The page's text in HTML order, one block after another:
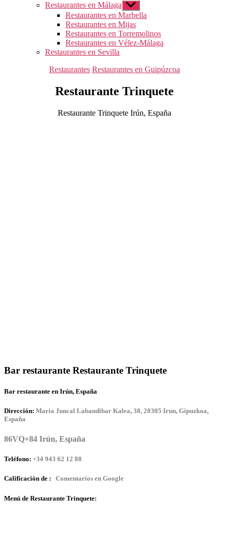
Restaurantes en Málaga Mostrar
el
submenú
Restaurantes en Marbella
Restaurantes en Mijas
Restaurantes en Torremolinos
Restaurantes en Vélez-Málaga
Restaurantes en Sevilla
Categorías
Restaurantes Restaurantes en Guipúzcoa
Restaurante Trinquete
Restaurante Trinquete Irún, España
Bar restaurante Restaurante Trinquete
Bar restaurante en Irún, España
Dirección: Maria Juncal Labandibar Kalea, 38, 20305 Irun, Gipuzkoa,
España
86VQ+84 Irún, España
Teléfono: +34 943 62 12 88
Calificación de : Comentarios en Google
Menú de Restaurante Trinquete: